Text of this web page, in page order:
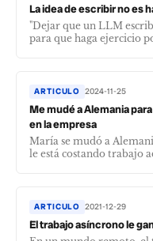
La idea de escribir no es
"Dejar que un LLM
para que haga ejercicio
ARTICULO 2024-11-25
Me mudé a Alemania
en la empresa
María se mudó a
le está costando trabajo
ARTICULO 2021-12-29
El trabajo asíncrono le